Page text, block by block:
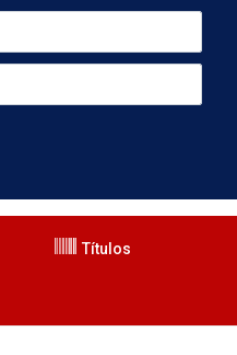
Títulos